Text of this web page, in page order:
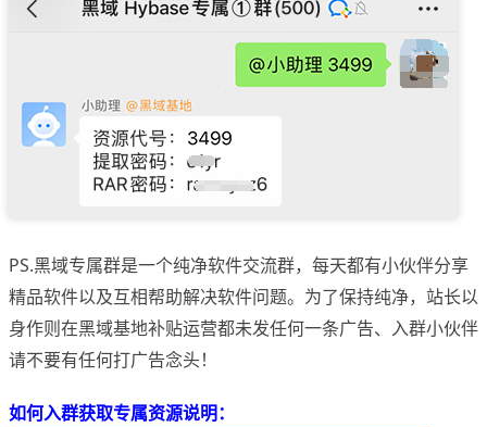
PS.黑域专属群是一个纯净软件交流群，每天都有小伙伴分享
精品软件以及互相帮助解决软件问题。为了保持纯净，站长以
身作则在黑域基地补贴运营都未发任何一条广告、入群小伙伴
请不要有任何打广告念头！
如何入群获取专属资源说明：